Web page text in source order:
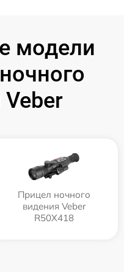
модели
Прицел ночного
видения Veber
R50X418